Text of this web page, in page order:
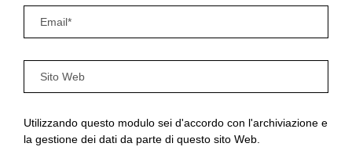
Utilizzando questo modulo sei d'accordo con l'archiviazione e
la gestione dei dati da parte di questo sito Web.